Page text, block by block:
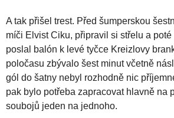
A tak přišel trest. Před šumperskou
míči Elvist Ciku, připravil si střelu a
poslal balón k levé tyčce Kreizlovy
poločasu zbývalo šest minut včetně
gól do šatny nebyl rozhodně nic
pak bylo potřeba zapracovat hlavně na
soubojů jeden na jednoho.